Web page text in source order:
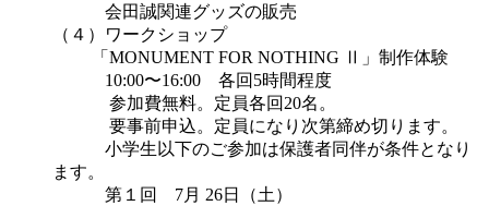
会田誠関連グッズの販売
（４）ワークショップ
「MONUMENT FOR NOTHING Ⅱ」制作体験
10:00〜16:00 各回5時間程度
参加費無料。定員各回20名。
要事前申込。定員になり次第締め切ります。
小学生以下のご参加は保護者同伴が条件となり
ます。
第１回 7月 26日（土）